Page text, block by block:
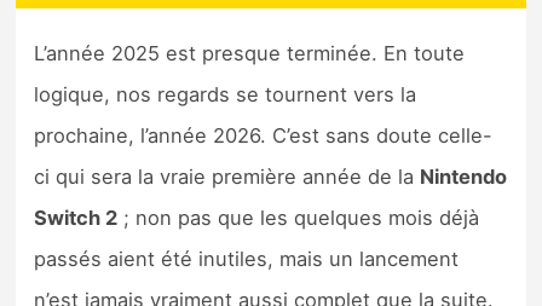
Tests d’accessoires
Autres tests
Précommandes
Précommandes jeux Switch 2
L’année 2025 est presque terminée. En toute
logique, nos regards se tournent vers la
prochaine, l’année 2026. C’est sans doute celle-
ci qui sera la vraie première année de la Nintendo
Switch 2 ; non pas que les quelques mois déjà
passés aient été inutiles, mais un lancement
n’est jamais vraiment aussi complet que la suite.